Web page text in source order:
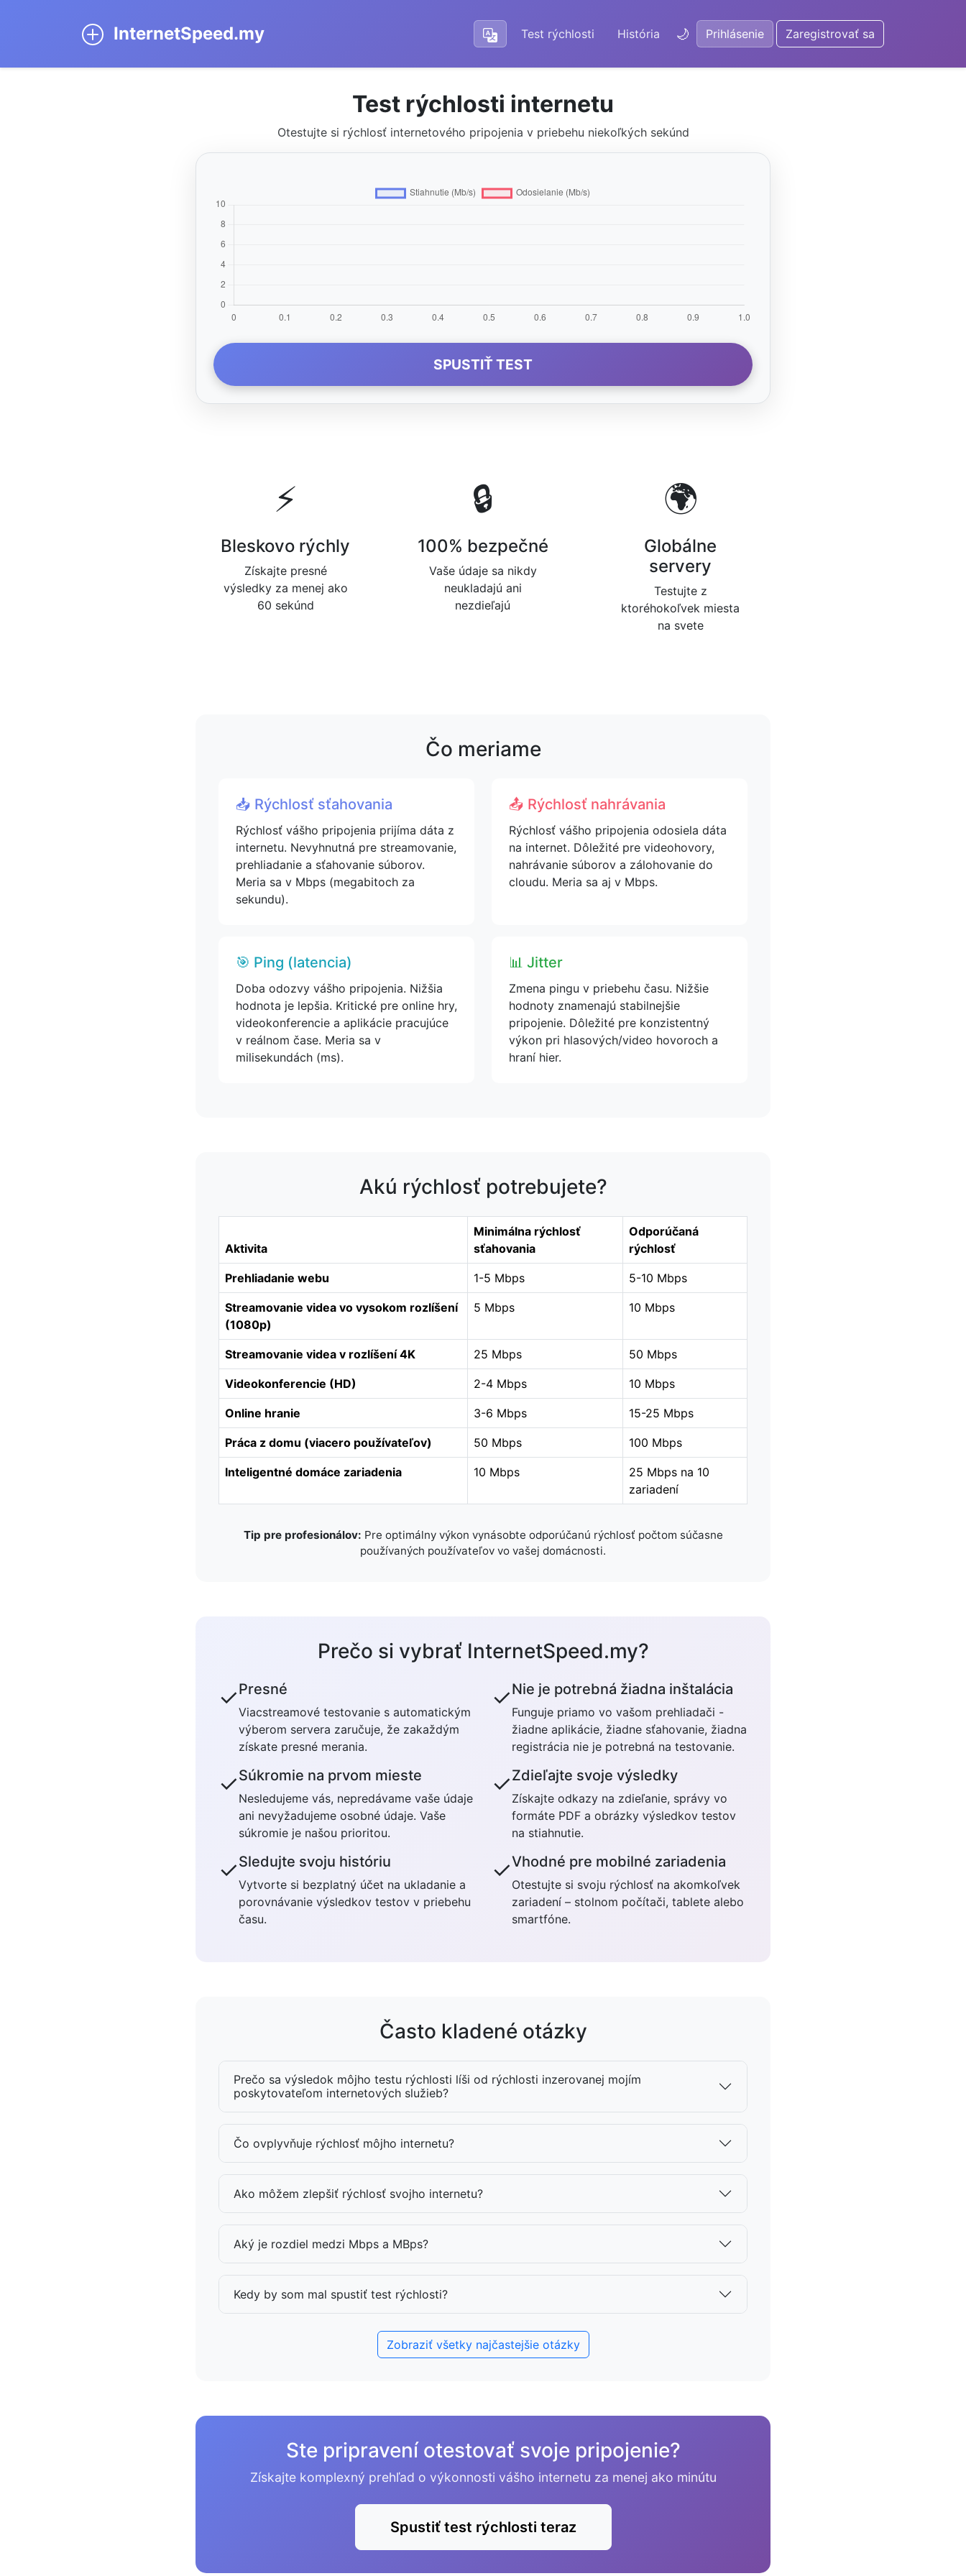
InternetSpeed.my Test rýchlosti História 🌙 Prihlásenie Zaregistrovať sa
Test rýchlosti internetu
Otestujte si rýchlosť internetového pripojenia v priebehu niekoľkých sekúnd
SPUSTIŤ TEST
⚡
Bleskovo rýchly
Získajte presné
výsledky za menej ako
60 sekúnd
🔒
100% bezpečné
Vaše údaje sa nikdy
neukladajú ani
nezdieľajú
🌍
Globálne
servery
Testujte z
ktoréhokoľvek miesta
na svete
Čo meriame
📥 Rýchlosť sťahovania
Rýchlosť vášho pripojenia prijíma dáta z
internetu. Nevyhnutná pre streamovanie,
prehliadanie a sťahovanie súborov.
Meria sa v Mbps (megabitoch za
sekundu).
📤 Rýchlosť nahrávania
Rýchlosť vášho pripojenia odosiela dáta
na internet. Dôležité pre videohovory,
nahrávanie súborov a zálohovanie do
cloudu. Meria sa aj v Mbps.
🎯 Ping (latencia)
Doba odozvy vášho pripojenia. Nižšia
hodnota je lepšia. Kritické pre online hry,
videokonferencie a aplikácie pracujúce
v reálnom čase. Meria sa v
milisekundách (ms).
📊 Jitter
Zmena pingu v priebehu času. Nižšie
hodnoty znamenajú stabilnejšie
pripojenie. Dôležité pre konzistentný
výkon pri hlasových/video hovoroch a
hraní hier.
Akú rýchlosť potrebujete?
Aktivita
Minimálna rýchlosť
sťahovania
Odporúčaná
rýchlosť
Prehliadanie webu 1-5 Mbps 5-10 Mbps
Streamovanie videa vo vysokom rozlíšení
(1080p)
5 Mbps 10 Mbps
Streamovanie videa v rozlíšení 4K 25 Mbps 50 Mbps
Videokonferencie (HD) 2-4 Mbps 10 Mbps
Online hranie 3-6 Mbps 15-25 Mbps
Práca z domu (viacero používateľov) 50 Mbps 100 Mbps
Inteligentné domáce zariadenia 10 Mbps
25 Mbps na 10
zariadení
Tip pre profesionálov: Pre optimálny výkon vynásobte odporúčanú rýchlosť počtom súčasne
používaných používateľov vo vašej domácnosti.
Prečo si vybrať InternetSpeed.my?
✓Presné
Viacstreamové testovanie s automatickým
výberom servera zaručuje, že zakaždým
získate presné merania.
✓Nie je potrebná žiadna inštalácia
Funguje priamo vo vašom prehliadači -
žiadne aplikácie, žiadne sťahovanie, žiadna
registrácia nie je potrebná na testovanie.
✓Súkromie na prvom mieste
Nesledujeme vás, nepredávame vaše údaje
ani nevyžadujeme osobné údaje. Vaše
súkromie je našou prioritou.
✓Zdieľajte svoje výsledky
Získajte odkazy na zdieľanie, správy vo
formáte PDF a obrázky výsledkov testov
na stiahnutie.
✓Sledujte svoju históriu
Vytvorte si bezplatný účet na ukladanie a
porovnávanie výsledkov testov v priebehu
času.
✓Vhodné pre mobilné zariadenia
Otestujte si svoju rýchlosť na akomkoľvek
zariadení – stolnom počítači, tablete alebo
smartfóne.
Často kladené otázky
Prečo sa výsledok môjho testu rýchlosti líši od rýchlosti inzerovanej mojím
poskytovateľom internetových služieb?
Čo ovplyvňuje rýchlosť môjho internetu?
Ako môžem zlepšiť rýchlosť svojho internetu?
Aký je rozdiel medzi Mbps a MBps?
Kedy by som mal spustiť test rýchlosti?
Zobraziť všetky najčastejšie otázky
Ste pripravení otestovať svoje pripojenie?
Získajte komplexný prehľad o výkonnosti vášho internetu za menej ako minútu
Spustiť test rýchlosti teraz